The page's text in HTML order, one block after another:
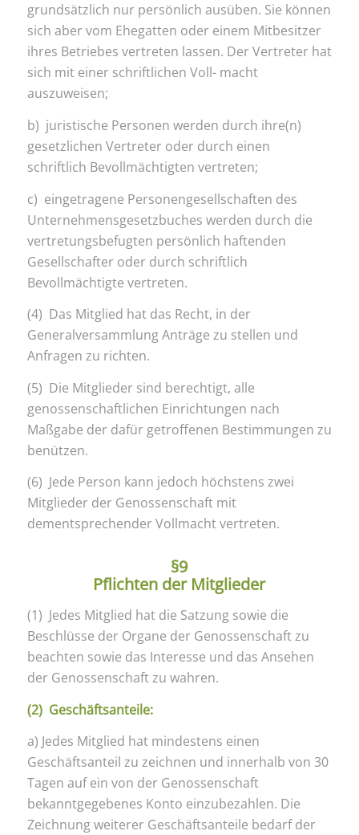
grundsätzlich nur persönlich ausüben. Sie können
sich aber vom Ehegatten oder einem Mitbesitzer
ihres Betriebes vertreten lassen. Der Vertreter hat
sich mit einer schriftlichen Voll- macht
auszuweisen;
b) juristische Personen werden durch ihre(n)
gesetzlichen Vertreter oder durch einen
schriftlich Bevollmächtigten vertreten;
c) eingetragene Personengesellschaften des
Unternehmensgesetzbuches werden durch die
vertretungsbefugten persönlich haftenden
Gesellschafter oder durch schriftlich
Bevollmächtigte vertreten.
(4) Das Mitglied hat das Recht, in der
Generalversammlung Anträge zu stellen und
Anfragen zu richten.
(5) Die Mitglieder sind berechtigt, alle
genossenschaftlichen Einrichtungen nach
Maßgabe der dafür getroffenen Bestimmungen zu
benützen.
(6) Jede Person kann jedoch höchstens zwei
Mitglieder der Genossenschaft mit
dementsprechender Vollmacht vertreten.
§9
Pflichten der Mitglieder
(1) Jedes Mitglied hat die Satzung sowie die
Beschlüsse der Organe der Genossenschaft zu
beachten sowie das Interesse und das Ansehen
der Genossenschaft zu wahren.
(2) Geschäftsanteile:
a) Jedes Mitglied hat mindestens einen
Geschäftsanteil zu zeichnen und innerhalb von 30
Tagen auf ein von der Genossenschaft
bekanntgegebenes Konto einzubezahlen. Die
Zeichnung weiterer Geschäftsanteile bedarf der